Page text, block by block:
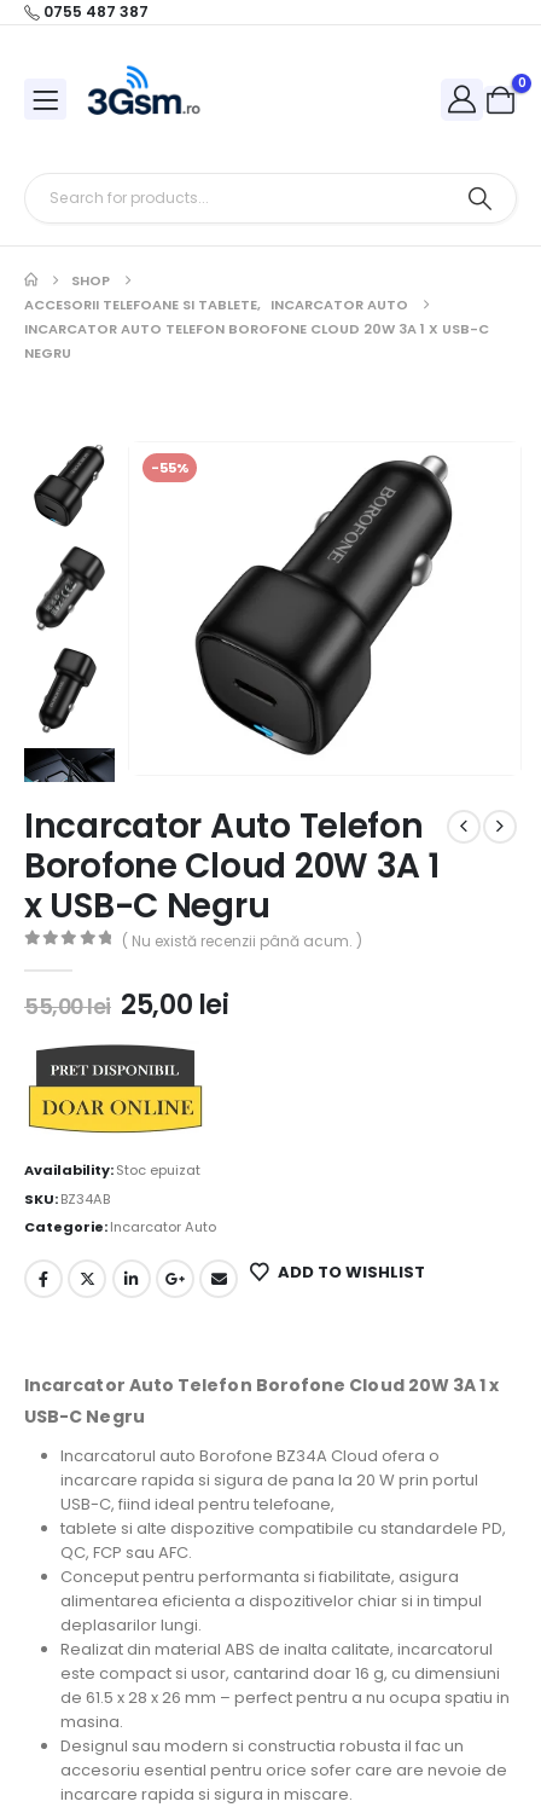
0755 487 387
0
SHOP
ACCESORII TELEFOANE SI TABLETE, INCARCATOR AUTO
INCARCATOR AUTO TELEFON BOROFONE CLOUD 20W 3A 1 X USB-C
NEGRU
-55%
Incarcator Auto Telefon
Borofone Cloud 20W 3A 1
x USB-C Negru
( Nu există recenzii până acum. )
55,00lei 25,00 lei
Availability:Stoc epuizat
SKU:BZ34AB
Categorie:Incarcator Auto
ADD TO WISHLIST
Incarcator Auto Telefon Borofone Cloud 20W 3A 1 x
USB-C Negru
Incarcatorul auto Borofone BZ34A Cloud ofera o
incarcare rapida si sigura de pana la 20 W prin portul
USB-C, fiind ideal pentru telefoane,
tablete si alte dispozitive compatibile cu standardele PD,
QC, FCP sau AFC.
Conceput pentru performanta si fiabilitate, asigura
alimentarea eficienta a dispozitivelor chiar si in timpul
deplasarilor lungi.
Realizat din material ABS de inalta calitate, incarcatorul
este compact si usor, cantarind doar 16 g, cu dimensiuni
de 61.5 x 28 x 26 mm – perfect pentru a nu ocupa spatiu in
masina.
Designul sau modern si constructia robusta il fac un
accesoriu esential pentru orice sofer care are nevoie de
incarcare rapida si sigura in miscare.